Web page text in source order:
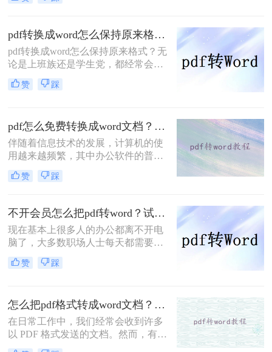
换工具，可以将PDF转换为可编辑的
调整条款，轻松完成编辑任务。大家
知道pdf怎么免费转word吗？下面小编
告诉你们~
pdf转换成word怎么保持原来格式？四个方法教你正确打开！
pdf转换成word怎么保持原来格式？无
论是上班族还是学生党，都经常会碰
到需要给文件转格式的问题，PDF文
件一般不好直接编辑，需要转成word
所以这里给大家推荐几个好用的PDF
转换方法。
赞 踩
pdf怎么免费转换成word文档？亲测好用的方法分享！
伴随着信息技术的发展，计算机的使
用越来越频繁，其中办公软件的普及
也使大家的工作效率越来越高，对于
很多人来说，电脑已经成为生活的一
练，相应的操作要求也越来越高，其
中还有 PDF文件格式转换，想要将
pdf转换成word文档，这个问题把握好
了，可以让工作更快捷，对于这种pdf
转word之后怎么编辑，下面一看看pdf
怎么免费转换成word文档吧。
赞 踩
不开会员怎么把pdf转word？试试这二个方法！
现在基本上很多人的办公都离不开电
脑了，大多数职场人士每天都需要处
理各种各样的办公文件，而文件的格
式转换也是经常遇到的，如果你还不
家一起聊一聊不开会员怎么把pdf转
word？下面一起看看吧。
赞 踩
怎么把pdf格式转成word文档？你可以试着这样转换~
在日常工作中，我们经常会收到许多
以 PDF 格式发送的文档。然而，有时
候我们需要编辑 PDF 文件中的内容，